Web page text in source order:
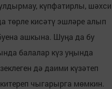
күпфатирлы, шәхси
төрле кисәтү эшләре алып
ашкына. Шуңа да бу
балалар күз уңында
дә даими күзәтеп
чыгарырга мөмкин.